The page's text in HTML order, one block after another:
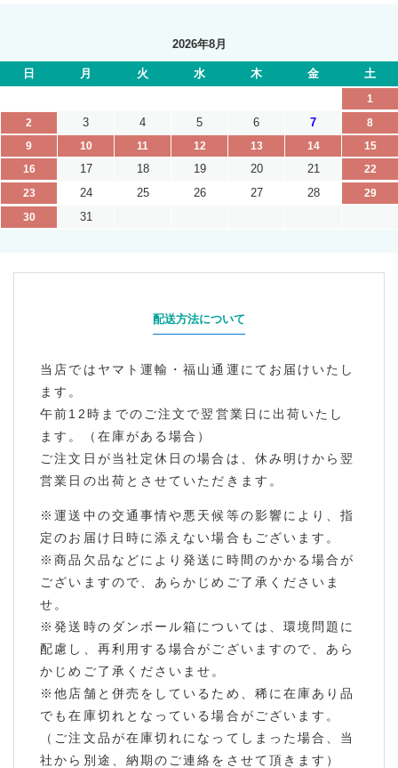
2026年8月
日 月 火 水 木 金 土
1
2
3 4 5 6 7
8
9
10 11 12 13 14
15
16
17 18 19 20 21
22
23
24 25 26 27 28
29
30
31
配送方法について
当店ではヤマト運輸・福山通運にてお届けいたし
ます。
午前12時までのご注文で翌営業日に出荷いたし
ます。（在庫がある場合）
ご注文日が当社定休日の場合は、休み明けから翌
営業日の出荷とさせていただきます。
※運送中の交通事情や悪天候等の影響により、指
定のお届け日時に添えない場合もございます。
※商品欠品などにより発送に時間のかかる場合が
ございますので、あらかじめご了承くださいま
せ。
※発送時のダンボール箱については、環境問題に
配慮し、再利用する場合がございますので、あら
かじめご了承くださいませ。
※他店舗と併売をしているため、稀に在庫あり品
でも在庫切れとなっている場合がございます。
（ご注文品が在庫切れになってしまった場合、当
社から別途、納期のご連絡をさせて頂きます）